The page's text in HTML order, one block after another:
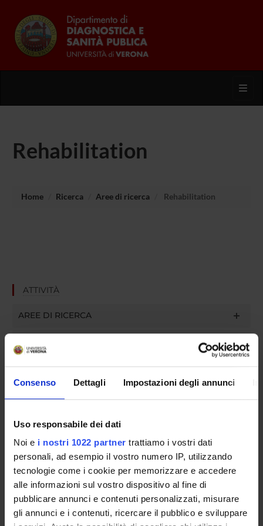
Consenso Dettagli Impostazioni degli annunci
Uso responsabile dei dati
Noi e i nostri 1022 partner trattiamo i vostri dati
personali, ad esempio il vostro numero IP, utilizzando
tecnologie come i cookie per memorizzare e accedere
alle informazioni sul vostro dispositivo al fine di
pubblicare annunci e contenuti personalizzati, misurare
gli annunci e i contenuti, ricercare il pubblico e sviluppare
Rehabilitation
Home Ricerca Aree di ricerca Rehabilitation
ATTIVITÀ
AREE DI RICERCA
SEZIONI
STRUTTURE
BIBLIOTECHE
CENTRI
LABORATORI